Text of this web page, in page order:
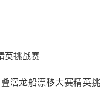
英挑战赛
滘龙船漂移大赛精英挑